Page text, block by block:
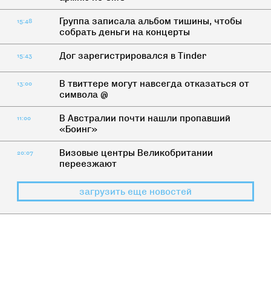
15:48
Группа записала альбом тишины, чтобы
собрать деньги на концерты
15:43 Дог зарегистрировался в Tinder
13:00
В твиттере могут навсегда отказаться от
символа @
11:00
В Австралии почти нашли пропавший
«Боинг»
20:07
Визовые центры Великобритании
переезжают
загрузить еще новостей